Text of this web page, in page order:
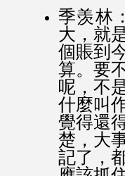
季羡林
大，就
個賬到
算。要
呢，不
什麼叫
覺得還
楚，大
記了，